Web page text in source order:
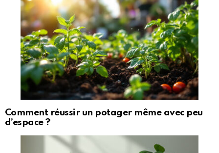
Comment réussir un potager même avec peu
d’espace ?